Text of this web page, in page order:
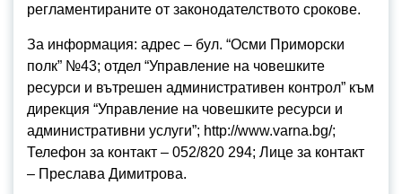
регламентираните от законодателството срокове.
За информация: адрес – бул. “Осми Приморски
полк” №43; отдел “Управление на човешките
ресурси и вътрешен административен контрол” към
дирекция “Управление на човешките ресурси и
административни услуги”; http://www.varna.bg/;
Телефон за контакт – 052/820 294; Лице за контакт
– Преслава Димитрова.